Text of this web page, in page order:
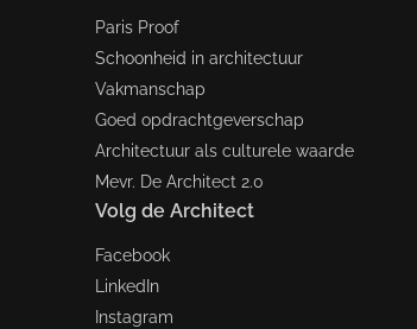
Paris Proof
Schoonheid in architectuur
Vakmanschap
Goed opdrachtgeverschap
Architectuur als culturele waarde
Mevr. De Architect 2.0
Volg de Architect
Facebook
LinkedIn
Instagram